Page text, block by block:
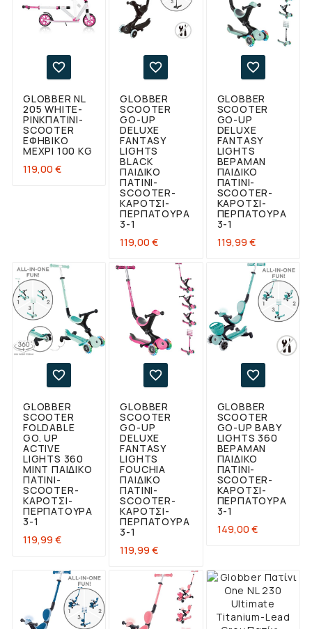

GLOBBER NL
205 WHITE-
PINKΠΑΤΊΝΙ-
SCOOTER
ΕΦΗΒΙΚΌ
ΜΈΧΡΙ 100 KG
119,00 €

GLOBBER
SCOOTER
GO-UP
DELUXE
FANTASY
LIGHTS
BLACK
ΠΑΙΔΙΚΌ
ΠΑΤΊΝΙ-
SCOOTER-
ΚΑΡΌΤΣΙ-
ΠΕΡΠΑΤΟΎΡΑ
3-1
119,00 €

GLOBBER
SCOOTER
GO-UP
DELUXE
FANTASY
LIGHTS
ΒΕΡΑΜΆΝ
ΠΑΙΔΙΚΌ
ΠΑΤΊΝΙ-
SCOOTER-
ΚΑΡΌΤΣΙ-
ΠΕΡΠΑΤΟΎΡΑ
3-1
119,99 €

GLOBBER
SCOOTER
FOLDABLE
GO. UP
ACTIVE
LIGHTS 360
MINT ΠΑΙΔΙΚΌ
ΠΑΤΊΝΙ-
SCOOTER-
ΚΑΡΌΤΣΙ-
ΠΕΡΠΑΤΟΎΡΑ
3-1
119,99 €

GLOBBER
SCOOTER
GO-UP
DELUXE
FANTASY
LIGHTS
FOUCHIA
ΠΑΙΔΙΚΌ
ΠΑΤΊΝΙ-
SCOOTER-
ΚΑΡΌΤΣΙ-
ΠΕΡΠΑΤΟΎΡΑ
3-1
119,99 €

GLOBBER
SCOOTER
GO-UP BABY
LIGHTS 360
ΒΕΡΑΜΆΝ
ΠΑΙΔΙΚΌ
ΠΑΤΊΝΙ-
SCOOTER-
ΚΑΡΌΤΣΙ-
ΠΕΡΠΑΤΟΎΡΑ
3-1
149,00 €